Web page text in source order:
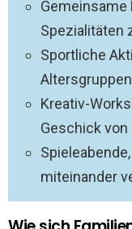
Gemeinsame
Spezialitäten
Sportliche
Kreativ-
Geschick
miteinander